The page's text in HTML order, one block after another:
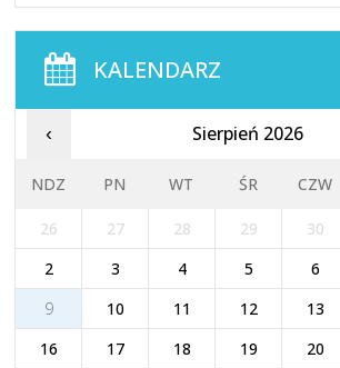
KALENDARZ
‹ Sierpień 2026
NDZ PN WT ŚR CZW
26 27 28 29 30
2
3 4 5 6
9
10 11 12 13
16
17 18 19 20